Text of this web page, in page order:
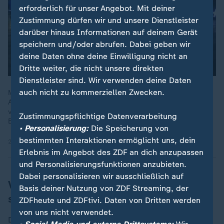
Merz Forderungen der Grenzschließungen nach Angriff von
Aschaffenburg seien "weder europarechtskonform noch
verfassungskonform", so Felix Banaszak, Parteivorsitzender
B'90/Grünen.
24.01.2025 | 7:03 min
Viele Menschen fühlen sich nicht mehr
sicher
Der Park, in dem sich die Tat ereignete, steht wegen
erforderlich für unser Angebot. Mit deiner
Zustimmung dürfen wir und unsere Dienstleister
darüber hinaus Informationen auf deinem Gerät
speichern und/oder abrufen. Dabei geben wir
deine Daten ohne deine Einwilligung nicht an
Dritte weiter, die nicht unsere direkten
Dienstleister sind. Wir verwenden deine Daten
auch nicht zu kommerziellen Zwecken.
Zustimmungspflichtige Datenverarbeitung
• Personalisierung:Die Speicherung von
bestimmten Interaktionen ermöglicht uns, dein
Erlebnis im Angebot des ZDF an dich anzupassen
und Personalisierungsfunktionen anzubieten.
Dabei personalisieren wir ausschließlich auf
Basis deiner Nutzung von ZDF Streaming, der
ZDFheute und ZDFtivi. Daten von Dritten werden
von uns nicht verwendet.